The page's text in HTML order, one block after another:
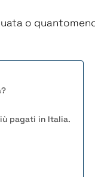
o
pagati in Italia.